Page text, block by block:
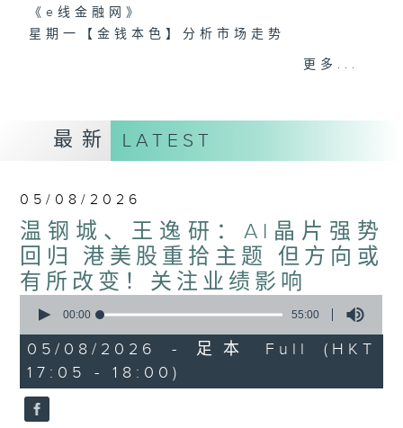
《e线金融网》
星期一【金钱本色】分析市场走势
星期二【Kingsir会客室】【巡铺寻铺】对话
星期四【解锁A股赛道】探索北水流向
星期五 【金钱本色——透视华尔街】直击美
走在理财第e线。
更多...
最新 LATEST
05/08/2026
温钢城、王逸研：AI晶片强势
回归 港美股重拾主题 但方向或
有所改变！关注业绩影响
seconds
55
minutes,
0
seconds
00:00 55:00
05/08/2026 - 足本 Full (HKT
17:05 - 18:00)